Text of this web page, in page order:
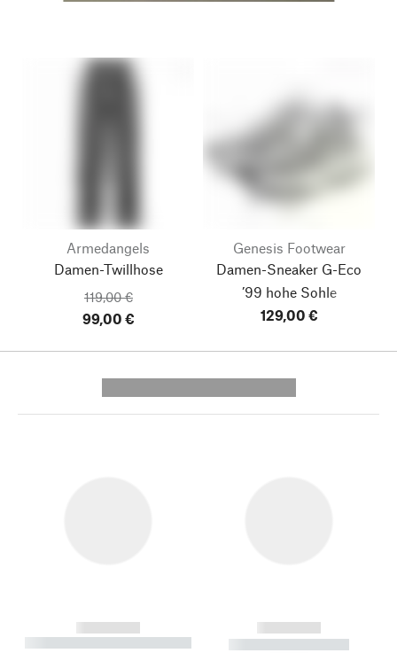
Armedangels
Damen-Twillhose
119,00 €
99,00 €
Genesis Footwear
Damen-Sneaker G-Eco
’99 hohe Sohle
129,00 €
------------
----------- ----------- --------
------------
----------- -----------